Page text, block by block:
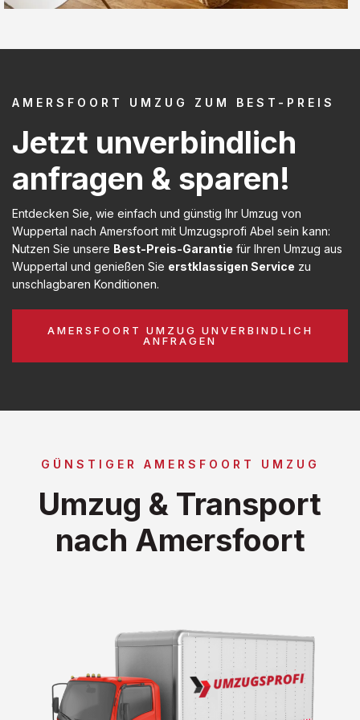
AMERSFOORT UMZUG ZUM BEST-PREIS
Jetzt unverbindlich
anfragen & sparen!
Entdecken Sie, wie einfach und günstig Ihr Umzug von
Wuppertal nach Amersfoort mit Umzugsprofi Abel sein kann:
Nutzen Sie unsere Best-Preis-Garantie für Ihren Umzug aus
Wuppertal und genießen Sie erstklassigen Service zu
unschlagbaren Konditionen.
AMERSFOORT UMZUG UNVERBINDLICH
ANFRAGEN
GÜNSTIGER AMERSFOORT UMZUG
Umzug & Transport
nach Amersfoort